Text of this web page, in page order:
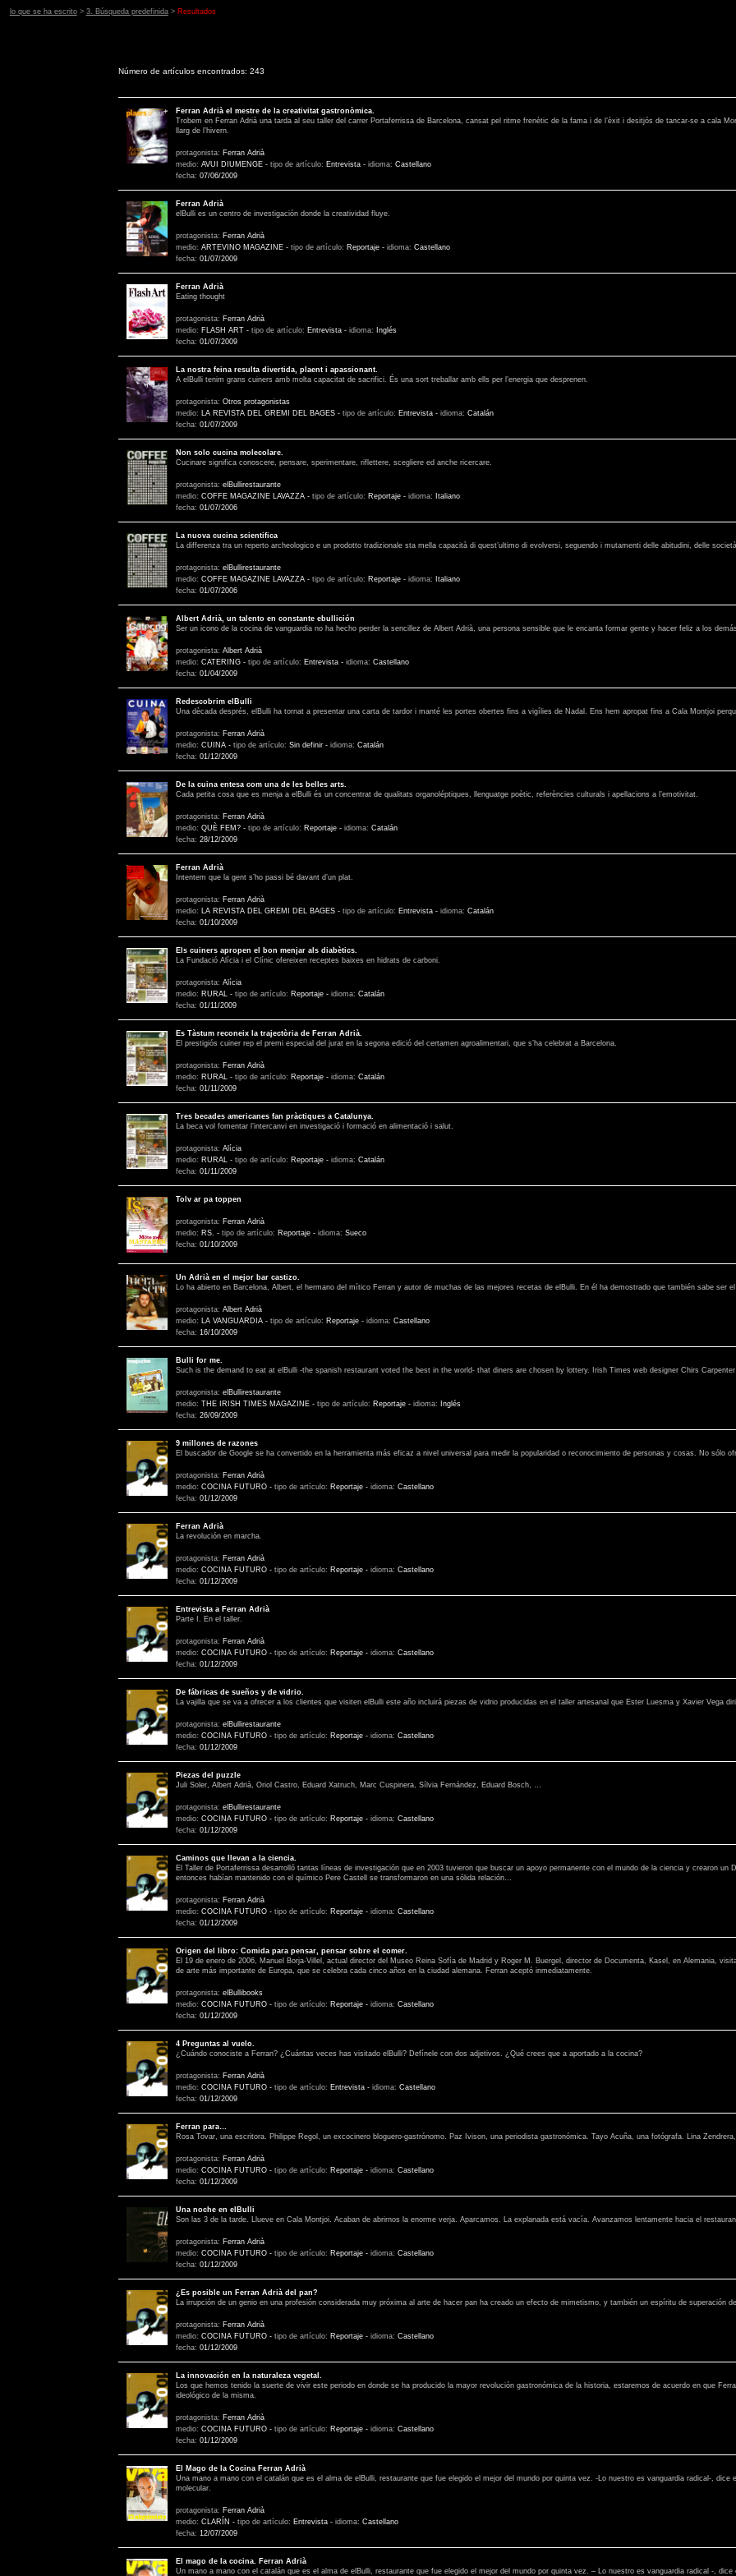
lo que se ha escrito> 3. Búsqueda predefinida> Resultados
Número de artículos encontrados: 243
Ferran Adrià el mestre de la creativitat gastronòmica.
Trobem en Ferran Adrià una tarda al seu taller del carrer Portaferrissa de Barcelona, cansat pel ritme frenètic de la fama i de l’èxit i desitjós de tancar-se a cala
llarg de l’hivern.
protagonista: Ferran Adrià
medio: AVUI DIUMENGE - tipo de artículo: Entrevista - idioma: Castellano
fecha: 07/06/2009
Ferran Adrià
elBulli es un centro de investigación donde la creatividad fluye.
protagonista: Ferran Adrià
medio: ARTEVINO MAGAZINE - tipo de artículo: Reportaje - idioma: Castellano
fecha: 01/07/2009
Ferran Adrià
Eating thought
protagonista: Ferran Adrià
medio: FLASH ART - tipo de artículo: Entrevista - idioma:
Inglés
fecha: 01/07/2009
La nostra feina resulta divertida, plaent i apassionant.
A elBulli tenim grans cuiners amb molta capacitat de sacrifici. És una sort treballar amb ells per l’energia que desprenen.
protagonista: Otros protagonistas
medio: LA REVISTA DEL GREMI DEL BAGES - tipo de artículo: Entrevista - idioma: Catalán
fecha: 01/07/2009
Non solo cucina molecolare.
Cucinare significa conoscere, pensare, sperimentare, riflettere, scegliere ed anche ricercare.
protagonista: elBullirestaurante
medio: COFFE MAGAZINE LAVAZZA - tipo de artículo: Reportaje - idioma:
Italiano
fecha: 01/07/2006
La nuova cucina scientifica
La differenza tra un reperto archeologico e un prodotto tradizionale sta mella capacità di quest’ultimo di evolversi, seguendo i mutamenti delle abitudini, delle
protagonista: elBullirestaurante
medio: COFFE MAGAZINE LAVAZZA - tipo de artículo: Reportaje - idioma:
Italiano
fecha: 01/07/2006
Albert Adrià, un talento en constante ebullición
Ser un icono de la cocina de vanguardia no ha hecho perder la sencillez de Albert Adrià, una persona sensible que le encanta formar gente y hacer feliz a los
protagonista: Albert Adrià
medio: CATERING - tipo de artículo: Entrevista - idioma: Castellano
fecha: 01/04/2009
Redescobrim elBulli
Una dècada després, elBulli ha tornat a presentar una carta de tardor i manté les portes obertes fins a vigílies de Nadal. Ens hem apropat fins a Cala Montjoi
protagonista: Ferran Adrià
medio: CUINA - tipo de artículo: Sin definir - idioma: Catalán
fecha: 01/12/2009
De la cuina entesa com una de les belles arts.
Cada petita cosa que es menja a elBulli és un concentrat de qualitats organoléptiques, llenguatge poètic, referències culturals i apellacions a l’emotivitat.
protagonista: Ferran Adrià
medio: QUÈ FEM? - tipo de artículo: Reportaje - idioma: Catalán
fecha: 28/12/2009
Ferran Adrià
Intentem que la gent s’ho passi bé davant d’un plat.
protagonista: Ferran Adrià
medio: LA REVISTA DEL GREMI DEL BAGES - tipo de artículo: Entrevista - idioma: Catalán
fecha: 01/10/2009
Els cuiners apropen el bon menjar als diabètics.
La Fundació Alícia i el Clínic ofereixen receptes baixes en hidrats de carboni.
protagonista: Alícia
medio: RURAL - tipo de artículo: Reportaje - idioma: Catalán
fecha: 01/11/2009
Es Tàstum reconeix la trajectòria de Ferran Adrià.
El prestigiós cuiner rep el premi especial del jurat en la segona edició del certamen agroalimentari, que s’ha celebrat a Barcelona.
protagonista: Ferran Adrià
medio: RURAL - tipo de artículo: Reportaje - idioma: Catalán
fecha: 01/11/2009
Tres becades americanes fan pràctiques a Catalunya.
La beca vol fomentar l’intercanvi en investigació i formació en alimentació i salut.
protagonista: Alícia
medio: RURAL - tipo de artículo: Reportaje - idioma: Catalán
fecha: 01/11/2009
Tolv ar pa toppen
protagonista: Ferran Adrià
medio: RS. - tipo de artículo: Reportaje - idioma: Sueco
fecha: 01/10/2009
Un Adrià en el mejor bar castizo.
Lo ha abierto en Barcelona, Albert, el hermano del mítico Ferran y autor de muchas de las mejores recetas de elBulli. En él ha demostrado que también sabe ser
protagonista: Albert Adrià
medio:
LA VANGUARDIA - tipo de artículo: Reportaje - idioma: Castellano
fecha: 16/10/2009
Bulli for me.
Such is the demand to eat at elBulli -the spanish restaurant voted the best in the world- that diners are chosen by lottery. Irish Times web designer Chirs
protagonista: elBullirestaurante
medio: THE IRISH TIMES MAGAZINE - tipo de artículo: Reportaje - idioma:
Inglés
fecha: 26/09/2009
9 millones de razones
El buscador de Google se ha convertido en la herramienta más eficaz a nivel universal para medir la popularidad o reconocimiento de personas y cosas. No sólo
protagonista: Ferran Adrià
medio: COCINA FUTURO - tipo de artículo: Reportaje - idioma: Castellano
fecha: 01/12/2009
Ferran Adrià
La revolución en marcha.
protagonista: Ferran Adrià
medio: COCINA FUTURO - tipo de artículo: Reportaje - idioma: Castellano
fecha: 01/12/2009
Entrevista a Ferran Adrià
Parte I. En el taller.
protagonista: Ferran Adrià
medio: COCINA FUTURO - tipo de artículo: Reportaje - idioma: Castellano
fecha: 01/12/2009
De fábricas de sueños y de vidrio.
La vajilla que se va a ofrecer a los clientes que visiten elBulli este año incluirá piezas de vidrio producidas en el taller artesanal que Ester Luesma y Xavier Vega
protagonista: elBullirestaurante
medio: COCINA FUTURO - tipo de artículo: Reportaje - idioma: Castellano
fecha: 01/12/2009
Piezas del puzzle
Juli Soler, Albert Adrià, Oriol Castro, Eduard Xatruch, Marc Cuspinera, Sílvia Fernández, Eduard Bosch, …
protagonista: elBullirestaurante
medio: COCINA FUTURO - tipo de artículo: Reportaje - idioma: Castellano
fecha: 01/12/2009
Caminos que llevan a la ciencia.
El Taller de Portaferrissa desarrolló tantas líneas de investigación que en 2003 tuvieron que buscar un apoyo permanente con el mundo de la ciencia y crearon
entonces habían mantenido con el químico Pere Castell se transformaron en una sólida relación…
protagonista: Ferran Adrià
medio: COCINA FUTURO - tipo de artículo: Reportaje - idioma: Castellano
fecha: 01/12/2009
Origen del libro: Comida para pensar, pensar sobre el comer.
El 19 de enero de 2006, Manuel Borja-Villel, actual director del Museo Reina Sofía de Madrid y Roger M. Buergel, director de Documenta, Kasel, en Alemania,
de arte más importante de Europa, que se celebra cada cinco años en la ciudad alemana. Ferran aceptó inmediatamente.
protagonista: elBullibooks
medio: COCINA FUTURO - tipo de artículo: Reportaje - idioma: Castellano
fecha: 01/12/2009
4 Preguntas al vuelo.
¿Cuándo conociste a Ferran? ¿Cuántas veces has visitado elBulli? Defínele con dos adjetivos. ¿Qué crees que a aportado a la cocina?
protagonista: Ferran Adrià
medio: COCINA FUTURO - tipo de artículo: Entrevista - idioma: Castellano
fecha: 01/12/2009
Ferran para…
Rosa Tovar, una escritora. Philippe Regol, un excocinero bloguero-gastrónomo. Paz Ivison, una periodista gastronómica. Tayo Acuña, una fotógrafa. Lina
protagonista: Ferran Adrià
medio: COCINA FUTURO - tipo de artículo: Reportaje - idioma: Castellano
fecha: 01/12/2009
Una noche en elBulli
Son las 3 de la tarde. Llueve en Cala Montjoi. Acaban de abrirnos la enorme verja. Aparcamos. La explanada está vacía. Avanzamos lentamente hacia el
protagonista: Ferran Adrià
medio: COCINA FUTURO - tipo de artículo: Reportaje - idioma: Castellano
fecha: 01/12/2009
¿Es posible un Ferran Adrià del pan?
La irrupción de un genio en una profesión considerada muy próxima al arte de hacer pan ha creado un efecto de mimetismo, y también un espíritu de superación
protagonista: Ferran Adrià
medio: COCINA FUTURO - tipo de artículo: Reportaje - idioma: Castellano
fecha: 01/12/2009
La innovación en la naturaleza vegetal.
Los que hemos tenido la suerte de vivir este periodo en donde se ha producido la mayor revolución gastronómica de la historia, estaremos de acuerdo en que
ideológico de la misma.
protagonista: Ferran Adrià
medio: COCINA FUTURO - tipo de artículo: Reportaje - idioma: Castellano
fecha: 01/12/2009
El Mago de la Cocina Ferran Adrià
Una mano a mano con el catalán que es el alma de elBulli, restaurante que fue elegido el mejor del mundo por quinta vez. -Lo nuestro es vanguardia radical-,
molecular.
protagonista: Ferran Adrià
medio: CLARÍN - tipo de artículo: Entrevista - idioma: Castellano
fecha: 12/07/2009
El mago de la cocina. Ferran Adrià
Un mano a mano con el catalán que es el alma de elBulli, restaurante que fue elegido el mejor del mundo por quinta vez. – Lo nuestro es vanguardia radical -,